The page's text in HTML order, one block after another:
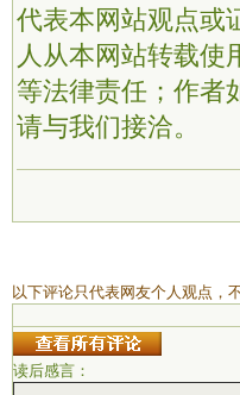
代表本网站观点或
人从本网站转载使
等法律责任；作者
请与我们接洽。
以下评论只代表网友个人观点，
读后感言：